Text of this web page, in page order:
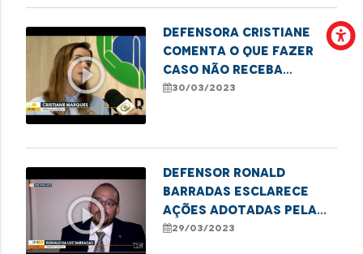
play_circle_outline
Defensora Cristiane
comenta o que fazer
caso não receba
socorro em acidentes
30/03/2023
play_circle_outline
Defensor Ronald
Barradas esclarece
ações adotadas pela
DPE/MA para minimizar
29/03/2023